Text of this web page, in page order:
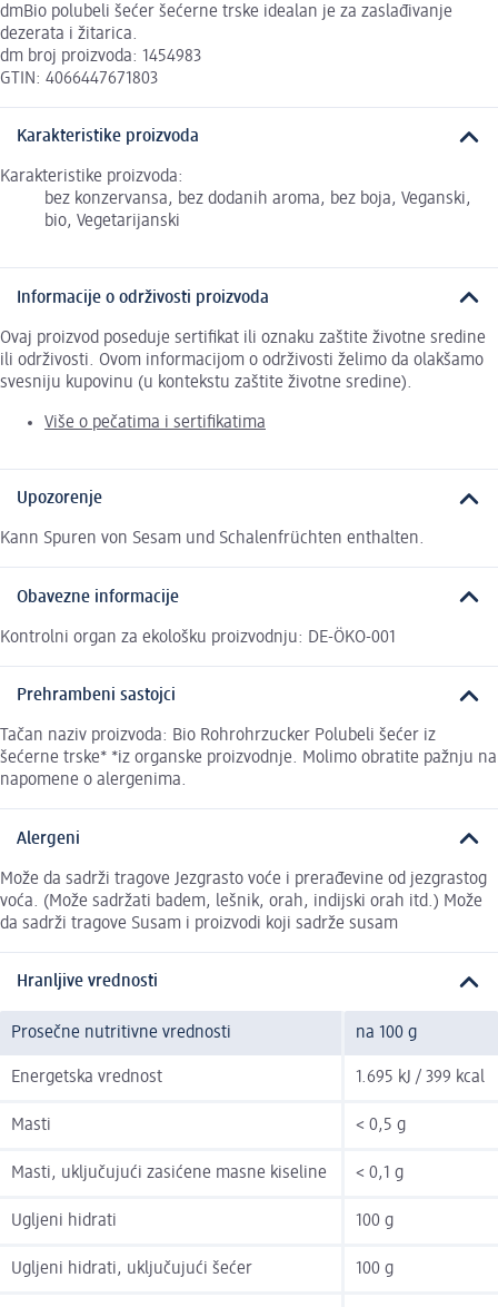
dmBio polubeli šećer šećerne trske idealan je za zaslađivanje
dezerata i žitarica.
dm broj proizvoda: 1454983
GTIN: 4066447671803
Karakteristike proizvoda
Karakteristike proizvoda:
bez konzervansa, bez dodanih aroma, bez boja, Veganski,
bio, Vegetarijanski
Informacije o održivosti proizvoda
Ovaj proizvod poseduje sertifikat ili oznaku zaštite životne sredine
ili održivosti. Ovom informacijom o održivosti želimo da olakšamo
svesniju kupovinu (u kontekstu zaštite životne sredine).
Više o pečatima i sertifikatima
Upozorenje
Kann Spuren von Sesam und Schalenfrüchten enthalten.
Obavezne informacije
Kontrolni organ za ekološku proizvodnju: DE-ÖKO-001
Prehrambeni sastojci
Tačan naziv proizvoda: Bio Rohrohrzucker Polubeli šećer iz
šećerne trske* *iz organske proizvodnje. Molimo obratite pažnju na
napomene o alergenima.
Alergeni
Može da sadrži tragove Jezgrasto voće i prerađevine od jezgrastog
voća. (Može sadržati badem, lešnik, orah, indijski orah itd.) Može
da sadrži tragove Susam i proizvodi koji sadrže susam
Hranljive vrednosti
Prosečne nutritivne vrednosti na 100 g
Energetska vrednost 1.695 kJ / 399 kcal
Masti < 0,5 g
Masti, uključujući zasićene masne kiseline < 0,1 g
Ugljeni hidrati 100 g
Ugljeni hidrati, uključujući šećer 100 g